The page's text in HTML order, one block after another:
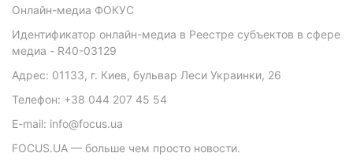
Онлайн-медиа ФОКУС
Идентификатор онлайн-медиа в Реестре субъектов в сфере
медиа - R40-03129
Адрес: 01133, г. Киев, бульвар Леси Украинки, 26
Телефон: +38 044 207 45 54
E-mail: info@focus.ua
FOCUS.UA — больше чем просто новости.